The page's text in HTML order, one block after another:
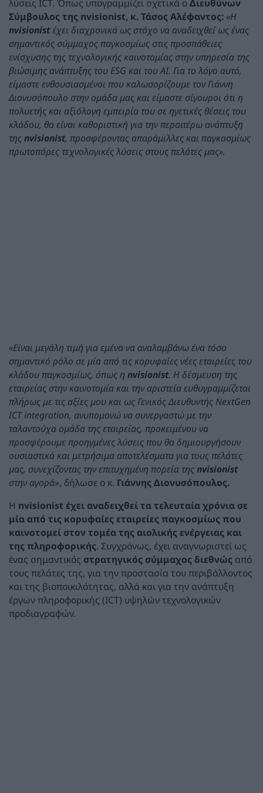
λύσεις ICT. Όπως υπογραμμίζει σχετικά οΔιευθύνων
Σύμβουλος της nvisionist, κ. Τάσος Αλέφαντος: «Η
nvisionistέχει διαχρονικά ως στόχο να αναδειχθεί ως ένας
σημαντικός σύμμαχος παγκοσμίως στις προσπάθειες
ενίσχυσης της τεχνολογικής καινοτομίας στην υπηρεσία της
βιώσιμης ανάπτυξης του ESG και του ΑΙ. Για το λόγο αυτό,
είμαστε ενθουσιασμένοι που καλωσορίζουμε τον Γιάννη
Διονυσόπουλο στην ομάδα μας και είμαστε σίγουροι ότι η
πολυετής και αξιόλογη εμπειρία του σε ηγετικές θέσεις του
κλάδου, θα είναι καθοριστική για την περαιτέρω ανάπτυξη
τηςnvisionist, προσφέροντας απαράμιλλες και παγκοσμίως
πρωτοπόρες τεχνολογικές λύσεις στους πελάτες μας».
«Είναι μεγάλη τιμή για εμένα να αναλαμβάνω ένα τόσο
σημαντικό ρόλο σε μία από τις κορυφαίες νέες εταιρείες του
κλάδου παγκοσμίως, όπως η nvisionist. Η δέσμευση της
εταιρείας στην καινοτομία και την αριστεία ευθυγραμμίζεται
πλήρως με τις αξίες μου και ως Γενικός Διευθυντής NextGen
ICT integration, ανυπομονώ να συνεργαστώ με την
ταλαντούχα ομάδα της εταιρείας, προκειμένου να
προσφέρουμε προηγμένες λύσεις που θα δημιουργήσουν
ουσιαστικά και μετρήσιμα αποτελέσματα για τους πελάτες
μας, συνεχίζοντας την επιτυχημένη πορεία τηςnvisionist
στην αγορά», δήλωσε ο κ. Γιάννης Διονυσόπουλος.
Η nvisionist έχει αναδειχθεί τα τελευταία χρόνια σε
μία από τις κορυφαίες εταιρείες παγκοσμίως που
καινοτομεί στον τομέα της αιολικής ενέργειας και
της πληροφορικής. Συγχρόνως, έχει αναγνωριστεί ως
ένας σημαντικός στρατηγικός σύμμαχος διεθνώς από
τους πελάτες της, για την προστασία του περιβάλλοντος
και της βιοποικιλότητας, αλλά και για την ανάπτυξη
έργων πληροφορικής (ICT) υψηλών τεχνολογικών
προδιαγραφών.